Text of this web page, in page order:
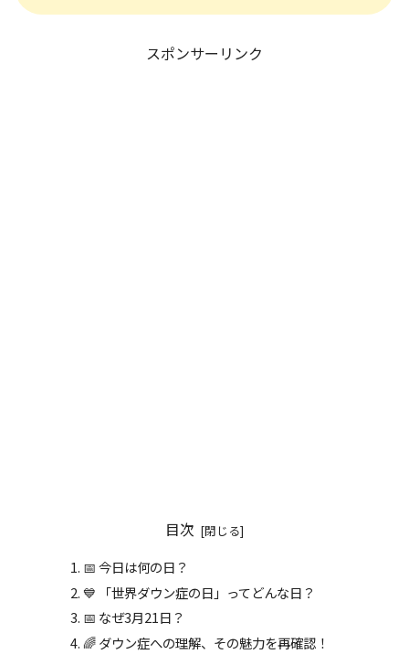
スポンサーリンク
目次
📅 今日は何の日？
💙 「世界ダウン症の日」ってどんな日？
📅 なぜ3月21日？
🌈 ダウン症への理解、その魅力を再確認！